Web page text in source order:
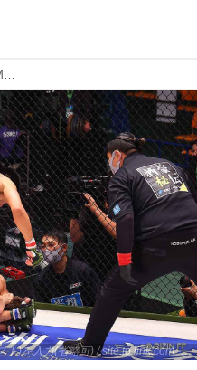
【試合結果】RIZIN LANDMARK 4 in NAGOYA OPENING FIGHT 第2試合／久保健太 vs. 秀義
via text - ここをクリックして引用元(テキスト)を入力(省略可) / site.to.link.com - ここをクリックして引用元を入力(省略可)